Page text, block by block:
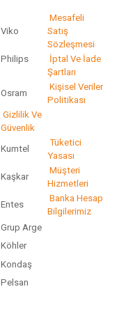
Viko
Mesafeli
Satış
Sözleşmesi
Philips
İptal Ve İade
Şartları
Osram
Kişisel Veriler
Politikası
Gizlilik Ve
Güvenlik
Kumtel
Tüketici
Yasası
Kaşkar
Müşteri
Hizmetleri
Entes
Banka Hesap
Bilgilerimiz
Grup Arge
Köhler
Kondaş
Pelsan